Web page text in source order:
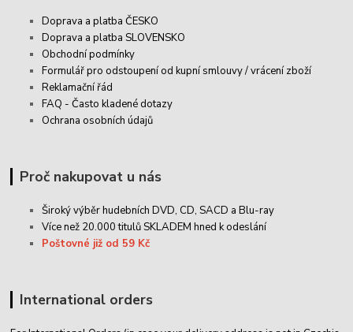
Doprava a platba ČESKO
Doprava a platba SLOVENSKO
Obchodní podmínky
Formulář pro odstoupení od kupní smlouvy / vrácení zboží
Reklamační řád
FAQ - Často kladené dotazy
Ochrana osobních údajů
Proč nakupovat u nás
Široký výběr hudebních DVD, CD,SACD a Blu-ray
Více než 20.000 titulů SKLADEM hned k odeslání
Poštovné již od 59 Kč
International orders